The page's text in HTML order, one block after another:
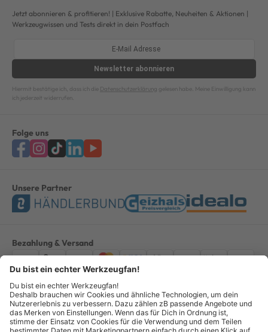
Jetzt abonnieren & profitieren! | Exklusive Rabatte, Neuheiten & Aktionen |
Werkzeugwissen und Tests direkt in dein Postfach
Newsletter abonnieren
Hiermit bestätige ich, dass ich die Datenschutzerklärung gelesen habe. Meine Einwilligung kann
ich jederzeit widerrufen.
Folge uns
Unsere Partner
Bezahlung & Versand
ImpressumAGBDatenschutzWiderruf Vertrag widerrufen
Alle Preise verstehen sich inkl. ges. MwSt. *Kostenloser Versand innerhalb